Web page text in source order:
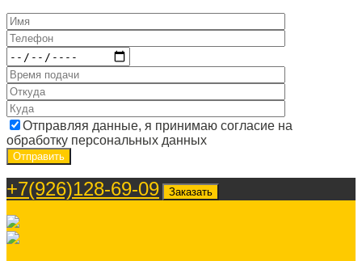
Отправляя данные, я принимаю согласие на
обработку персональных данных
+7(926)128-69-09 Заказать